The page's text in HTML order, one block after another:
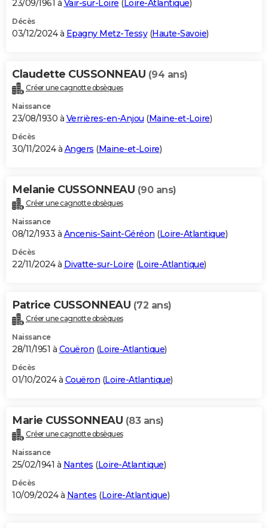
23/09/1961 à Vair-sur-Loire ( Loire-Atlantique)
Décès
03/12/2024 à Epagny Metz-Tessy(Haute-Savoie)
Claudette CUSSONNEAU (94 ans)
Créer une cagnotte obsèques
Naissance
23/08/1930 à Verrières-en-Anjou (Maine-et-Loire)
Décès
30/11/2024 à Angers (Maine-et-Loire)
Melanie CUSSONNEAU (90 ans)
Créer une cagnotte obsèques
Naissance
08/12/1933 à Ancenis-Saint-Géréon (Loire-Atlantique)
Décès
22/11/2024 à Divatte-sur-Loire (Loire-Atlantique)
Patrice CUSSONNEAU (72 ans)
Créer une cagnotte obsèques
Naissance
28/11/1951 à Couëron (Loire-Atlantique)
Décès
01/10/2024 à Couëron (Loire-Atlantique)
Marie CUSSONNEAU (83 ans)
Créer une cagnotte obsèques
Naissance
25/02/1941 à Nantes (Loire-Atlantique)
Décès
10/09/2024 à Nantes (Loire-Atlantique)